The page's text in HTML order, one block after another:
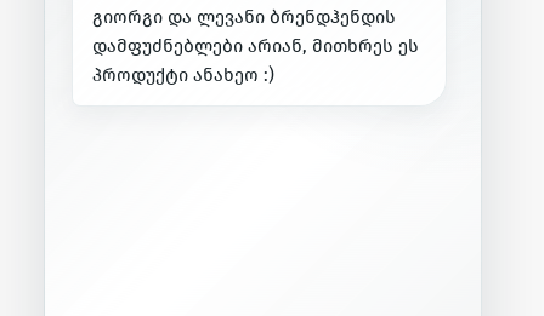
გიორგი და ლევანი ბრენდჰენდის
დამფუძნებლები არიან, მითხრეს ეს
პროდუქტი ანახეო :)